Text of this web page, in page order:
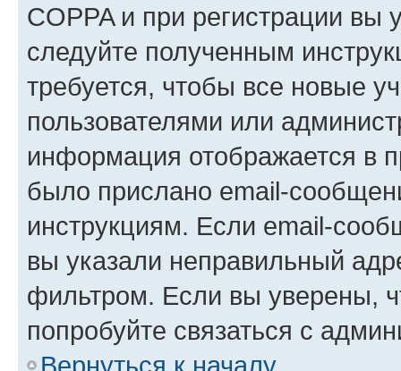
COPPA и при регистрации вы
следуйте полученным
требуется, чтобы все новые
пользователями или
информация отображается в
было прислано email-
инструкциям. Если email-
вы указали неправильный
фильтром. Если вы уверены,
попробуйте связаться с
Вернуться к началу